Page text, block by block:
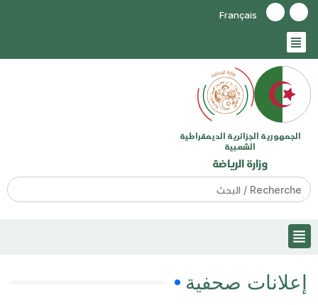
Français
الجمهورية الجزائرية الديمقراطية
الشعبية
وزارة الرياضة
Search
for:
إعلانات صحفية